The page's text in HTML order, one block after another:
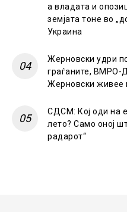
а владата и
земјата тоне во
Украина
Жерновски удри
граѓаните, ВМРО-
Жерновски живее
СДСМ: Кој оди на
лето? Само оној
радарот“